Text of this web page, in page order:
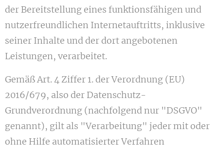
der Bereitstellung eines funktionsfähigen und
nutzerfreundlichen Internetauftritts, inklusive
seiner Inhalte und der dort angebotenen
Leistungen, verarbeitet.
Gemäß Art. 4 Ziffer 1. der Verordnung (EU)
2016/679, also der Datenschutz-
Grundverordnung (nachfolgend nur "DSGVO"
genannt), gilt als "Verarbeitung" jeder mit oder
ohne Hilfe automatisierter Verfahren